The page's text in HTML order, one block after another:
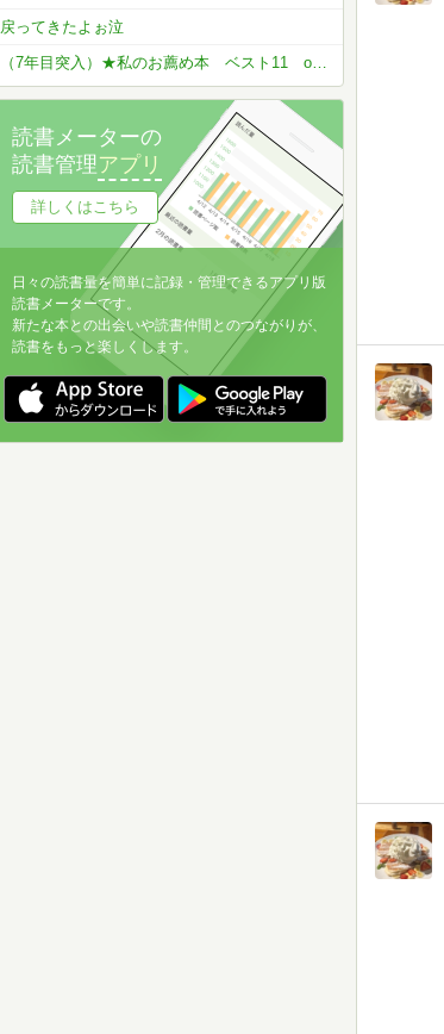
戻ってきたよぉ泣
（7年目突入）★私のお薦め本 ベスト11 or ベスト5
読書メーターの
読書管理アプリ
詳しくはこちら
日々の読書量を簡単に記録・管理できるアプリ版
読書メーターです。
新たな本との出会いや読書仲間とのつながりが、
読書をもっと楽しくします。